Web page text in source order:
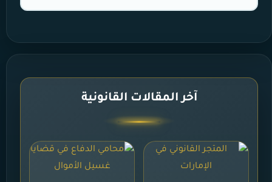
آخر المقالات القانونية